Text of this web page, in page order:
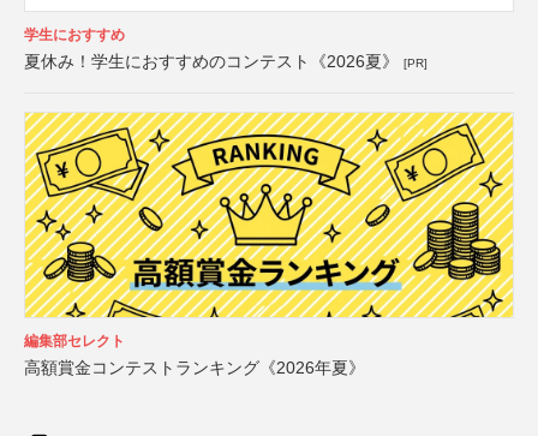
学生におすすめ
夏休み！学生におすすめのコンテスト《2026夏》 [PR]
編集部セレクト
高額賞金コンテストランキング《2026年夏》